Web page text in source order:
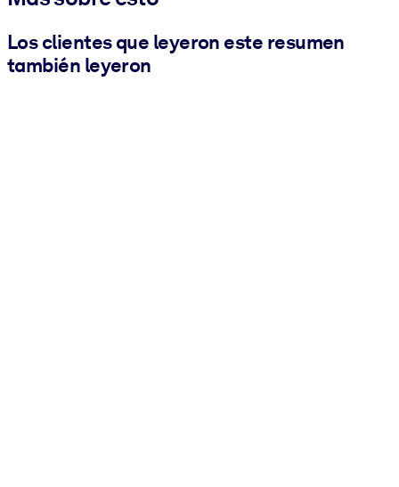
Los clientes que leyeron este resumen
también leyeron